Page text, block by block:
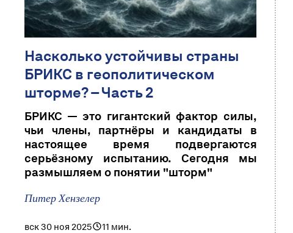
Насколько устойчивы страны
БРИКС в геополитическом
шторме? – Часть 2
БРИКС — это гигантский фактор силы,
чьи члены, партнёры и кандидаты в
настоящее время подвергаются
серьёзному испытанию. Сегодня мы
размышляем о понятии "шторм"
Питер Хензелер
вск 30 ноя 2025 11 мин.